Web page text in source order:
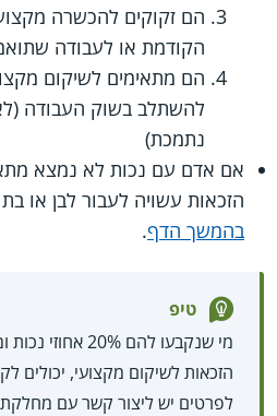
הם זקוקים להכשרה
הקודמת או לעבודה
הם מתאימים לשיקום
להשתלב בשוק העבודה
נתמכת)
אם אדם עם נכות לא נמצא
הזכאות עשויה לעבור לבן או
בהמשך הדף.
טיפ
מי שנקבעו להם
הזכאות לשיקום מקצועי, יכולים
לפרטים יש ליצור קשר עם